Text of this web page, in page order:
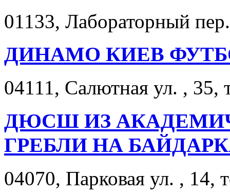
01133, Лабораторный
ДИНАМО КИЕВ
04111, Салютная ул. , 35,
ДЮСШ ИЗ
ГРЕБЛИ НА
04070, Парковая ул. , 14,